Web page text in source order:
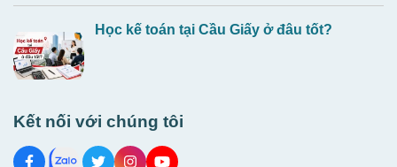
Học kế toán tại Cầu Giấy ở đâu tốt?
Kết nối với chúng tôi